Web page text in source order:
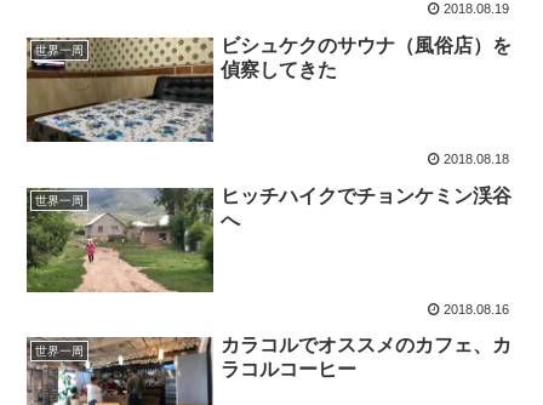
2018.08.19
世界一周
ビシュケクのサウナ（風俗店）を
偵察してきた
2018.08.18
世界一周
ヒッチハイクでチョンケミン渓谷
へ
2018.08.16
世界一周
カラコルでオススメのカフェ、カ
ラコルコーヒー